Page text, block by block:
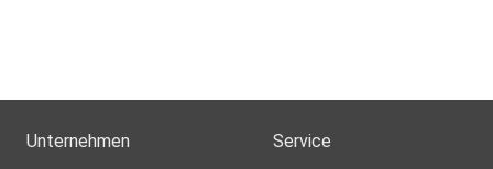
Unternehmen Service